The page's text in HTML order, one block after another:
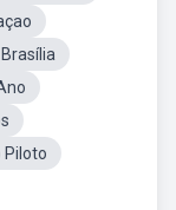
Piloto